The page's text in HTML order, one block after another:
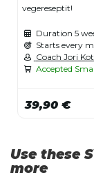
vegereseptit!
Duration 5
Starts every
Coach Jori
Accepted
39,90 €
Use these
more